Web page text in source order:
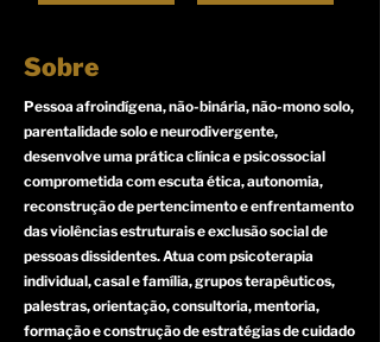
Sobre
Pessoa afroindígena, não-binária, não-mono solo,
parentalidade solo e neurodivergente,
desenvolve uma prática clínica e psicossocial
comprometida com escuta ética, autonomia,
reconstrução de pertencimento e enfrentamento
das violências estruturais e exclusão social de
pessoas dissidentes. Atua com psicoterapia
individual, casal e família, grupos terapêuticos,
palestras, orientação, consultoria, mentoria,
formação e construção de estratégias de cuidado